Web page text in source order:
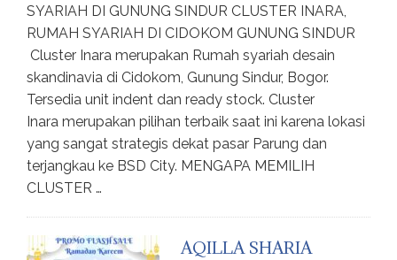
SYARIAH DI GUNUNG SINDUR CLUSTER INARA,
RUMAH SYARIAH DI CIDOKOM GUNUNG SINDUR
Cluster Inara merupakan Rumah syariah desain
skandinavia di Cidokom, Gunung Sindur, Bogor.
Tersedia unit indent dan ready stock. Cluster
Inara merupakan pilihan terbaik saat ini karena lokasi
yang sangat strategis dekat pasar Parung dan
terjangkau ke BSD City. MENGAPA MEMILIH
CLUSTER …
AQILLA SHARIA